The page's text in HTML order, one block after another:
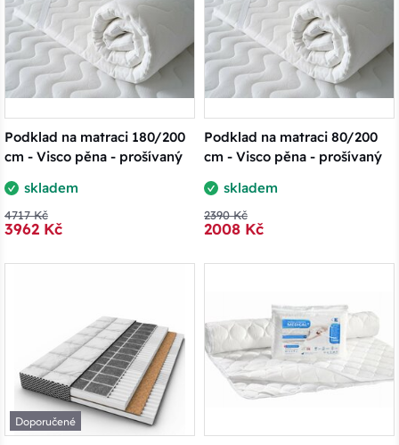
Podklad na matraci 180/200
cm - Visco pěna - prošívaný
skladem
4717 Kč
3962 Kč
Podklad na matraci 80/200
cm - Visco pěna - prošívaný
skladem
2390 Kč
2008 Kč
Doporučené